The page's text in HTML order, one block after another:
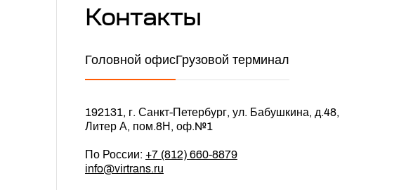
Контакты
Головной офисГрузовой терминал
192131, г. Санкт-Петербург, ул. Бабушкина, д.48,
Литер А, пом.8Н, оф.№1
По России: +7 (812) 660-8879
info@virtrans.ru